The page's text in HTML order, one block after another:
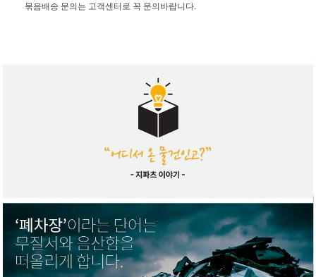
묶음배송 문의는 고객센터로 꼭 문의바랍니다.